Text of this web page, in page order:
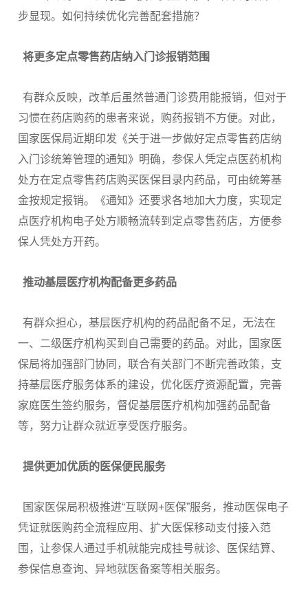
步显现。如何持续优化完善配套措施？
将更多定点零售药店纳入门诊报销范围
有群众反映，改革后虽然普通门诊费用能报销，但对于
习惯在药店购药的患者来说，购药报销不方便。对此，
国家医保局近期印发《关于进一步做好定点零售药店纳
入门诊统筹管理的通知》明确，参保人凭定点医药机构
处方在定点零售药店购买医保目录内药品，可由统筹基
金按规定报销。《通知》还要求各地加大力度，实现定
点医疗机构电子处方顺畅流转到定点零售药店，方便参
保人凭处方开药。
推动基层医疗机构配备更多药品
有群众担心，基层医疗机构的药品配备不足，无法在
一、二级医疗机构买到自己需要的药品。对此，国家医
保局将加强部门协同，联合有关部门不断完善政策，支
持基层医疗服务体系的建设，优化医疗资源配置，完善
家庭医生签约服务，督促基层医疗机构加强药品配备
等，努力让群众就近享受医疗服务。
提供更加优质的医保便民服务
国家医保局积极推进“互联网+医保”服务，推动医保电子
凭证就医购药全流程应用、扩大医保移动支付接入范
围，让参保人通过手机就能完成挂号就诊、医保结算、
参保信息查询、异地就医备案等相关服务。